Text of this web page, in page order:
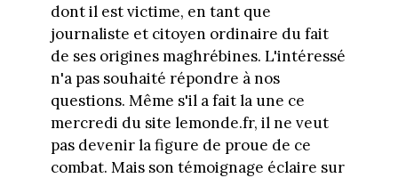
dont il est victime, en tant que
journaliste et citoyen ordinaire du fait
de ses origines maghrébines. L'intéressé
n'a pas souhaité répondre à nos
questions. Même s'il a fait la une ce
mercredi du site lemonde.fr, il ne veut
pas devenir la figure de proue de ce
combat. Mais son témoignage éclaire sur